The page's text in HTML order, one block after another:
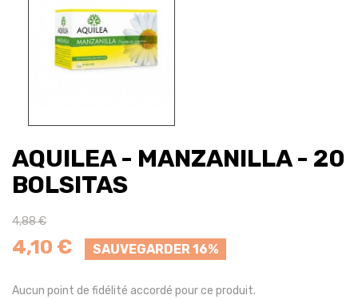
AQUILEA - MANZANILLA - 20
BOLSITAS
4,88 €
4,10 € SAUVEGARDER 16%
Aucun point de fidélité accordé pour ce produit.